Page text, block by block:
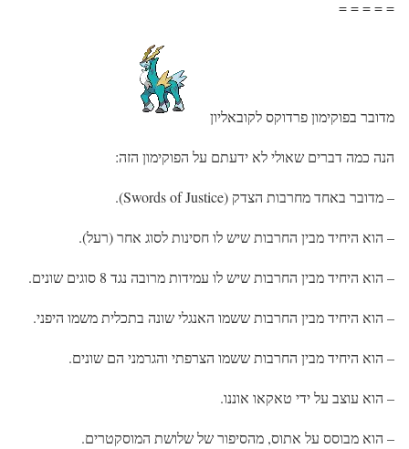
= = = = =
מדובר בפוקימון פרדוקס לקובאליון
הנה כמה דברים שאולי לא ידעתם על הפוקימון הזה:
– מדובר באחד מחרבות הצדק (Swords of Justice).
– הוא היחיד מבין החרבות שיש לו חסינות לסוג אחר (רעל).
– הוא היחיד מבין החרבות שיש לו עמידות מרובה נגד 8 סוגים שונים.
– הוא היחיד מבין החרבות ששמו האנגלי שונה בתכלית משמו היפני.
– הוא היחיד מבין החרבות ששמו הצרפתי והגרמני הם שונים.
– הוא עוצב על ידי טאקאו אוננו.
– הוא מבוסס על אתוס, מהסיפור של שלושת המוסקטרים.